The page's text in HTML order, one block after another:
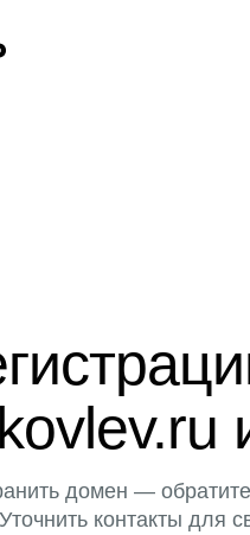
домен —
контакты для